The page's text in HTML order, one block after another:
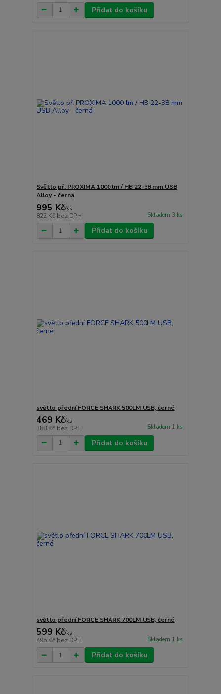
Přidat do košíku
Světlo př. PROXIMA 1000 lm / HB 22-38 mm USB
Alloy - černá
995 Kč/ks
822 Kč bez DPH Skladem 3 ks
Přidat do košíku
světlo přední FORCE SHARK 500LM USB, černé
469 Kč/ks
388 Kč bez DPH Skladem 1 ks
Přidat do košíku
světlo přední FORCE SHARK 700LM USB, černé
599 Kč/ks
495 Kč bez DPH Skladem 1 ks
Přidat do košíku